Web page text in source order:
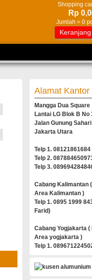
Shopping
Rp
Jumlah = 0
Keranjang
Alamat Kantor
Mangga Dua Square
Lantai LG Blok B No
Jalan Gunung
Jakarta Utara
Telp 1. 08121861684
Telp 2.
Telp 3.
Cabang Kalimantan
Area Kalimantan )
Telp 1. 0895 1999
Farid)
Cabang Yogjakarta (
Area yogjakarta )
Telp 1.